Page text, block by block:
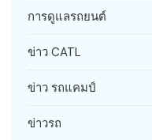
การดูแลรถยนต์
ข่าว CATL
ข่าว รถแคมป์
ข่าวรถ